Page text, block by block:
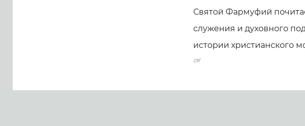
Святой Фармуфий
служения и духовного
истории христианского